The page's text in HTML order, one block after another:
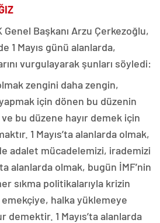
Başkanı Arzu Çerkezoğlu,
1 Mayıs günü alanlarda,
vurgulayarak şunları söyledi:
zengini daha zengin,
için dönen bu düzenin
bu düzene hayır demek için
1 Mayıs’ta alanlarda olmak,
adalet mücadelemizi, irademizi
alanlarda olmak, bugün İMF’nin
sıkma politikalarıyla krizin
halka yüklemeye
demektir. 1 Mayıs’ta alanlarda